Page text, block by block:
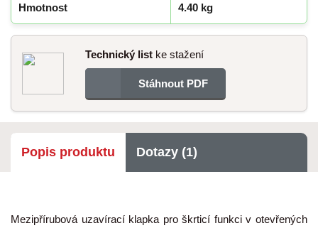
Hmotnost 4.40 kg
Technický list ke stažení
Stáhnout PDF
Popis produktu Dotazy (1)
Mezipřírubová uzavírací klapka pro škrticí funkci v otevřených